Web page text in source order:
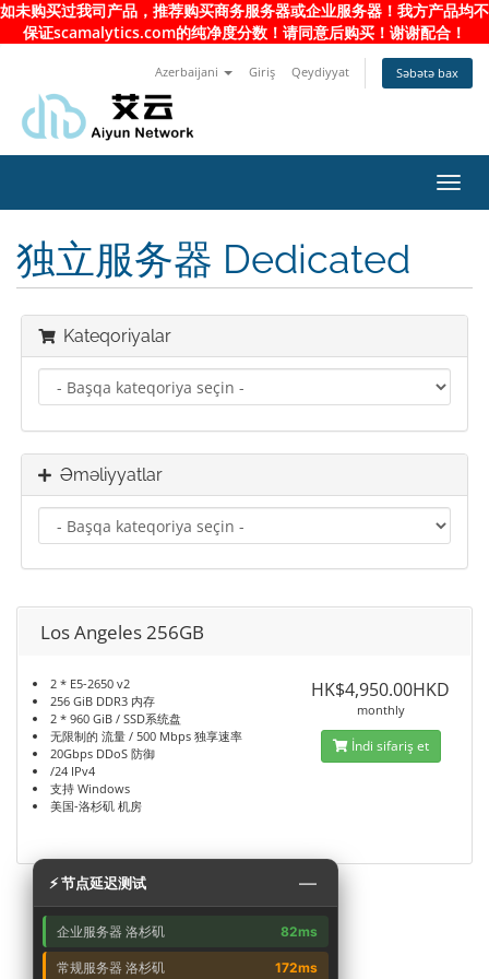
如未购买过我司产品，推荐购买商务服务器或企业服务器！我方产品均不
保证scamalytics.com的纯净度分数！请同意后购买！谢谢配合！
Azerbaijani Giriş Qeydiyyat Səbətə bax
keçid
独立服务器 Dedicated
Kateqoriyalar
Əməliyyatlar
Los Angeles 256GB
2 * E5-2650 v2
256 GiB DDR3 内存
2 * 960 GiB / SSD系统盘
无限制的 流量 / 500 Mbps 独享速率
20Gbps DDoS 防御
/24 IPv4
支持 Windows
美国-洛杉矶 机房
HK$4,950.00HKD
monthly
İndi sifariş et
⚡ 节点延迟测试 —
企业服务器 洛杉矶 82ms
常规服务器 洛杉矶 172ms